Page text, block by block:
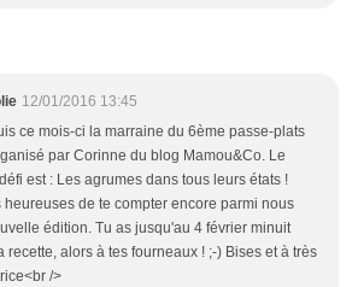
12/01/2016 13:45
ce mois-ci la marraine du 6ème passe-plats
par Corinne du blog Mamou&Co. Le
est : Les agrumes dans tous leurs états !
heureuses de te compter encore parmi nous
édition. Tu as jusqu'au 4 février minuit
recette, alors à tes fourneaux ! ;-) Bises et à très
/>